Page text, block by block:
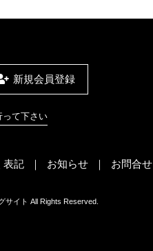
新規会員登録
って下さい
表記 お知らせ お問合せ
イト All Rights Reserved.